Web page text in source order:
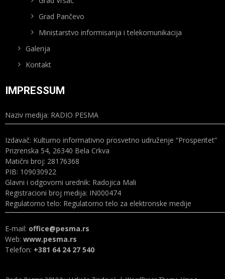
Grad Pančevo
Ministarstvo informisanja i telekomunikacija
Galerija
Kontakt
IMPRESSUM
Naziv medija: RADIO PESMA
Izdavač: Kulturno informativno prosvetno udruženje “Prosperitet”
Prizrenska 54, 26340 Bela Crkva
Matični broj: 28176368
PIB: 109030922
Glavni i odgovorni urednik: Radojica Mali
Registracioni broj medija: IN000474
Regulatorno telo: Regulatorno telo za elektronske medije
E-mail: office@pesma.rs
Web:www.pesma.rs
Telefon: +381 64 24 27 540